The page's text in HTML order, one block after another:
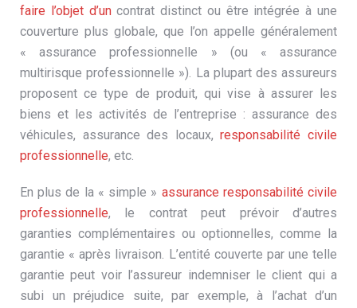
faire l’objet d’uncontrat distinct ou être intégrée à une
couverture plus globale, que l’on appelle généralement
« assurance professionnelle » (ou « assurance
multirisque professionnelle »). La plupart des assureurs
proposent ce type de produit, qui vise à assurer les
biens et les activités de l’entreprise : assurance des
véhicules, assurance des locaux,responsabilité civile
professionnelle, etc.
En plus de la « simple » assurance responsabilité civile
professionnelle, le contrat peut prévoir d’autres
garanties complémentaires ou optionnelles, comme la
garantie « après livraison. L’entité couverte par une telle
garantie peut voir l’assureur indemniser le client qui a
subi un préjudice suite, par exemple, à l’achat d’un